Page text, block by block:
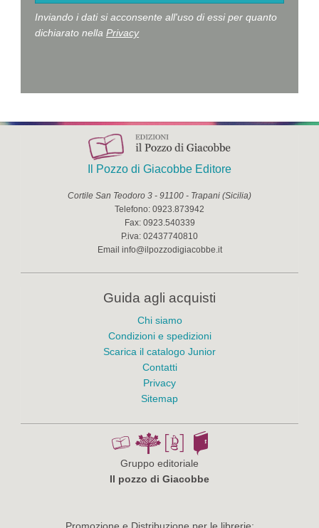
Inviando i dati si acconsente all'uso di essi per quanto
dichiarato nellaPrivacy
Il Pozzo di Giacobbe Editore
Cortile San Teodoro 3 - 91100 - Trapani (Sicilia)
Telefono: 0923.873942
Fax: 0923.540339
P.iva: 02437740810
Email info@ilpozzodigiacobbe.it
Guida agli acquisti
Chi siamo
Condizioni e spedizioni
Scarica il catalogo Junior
Contatti
Privacy
Sitemap
Gruppo editoriale
Il pozzo di Giacobbe